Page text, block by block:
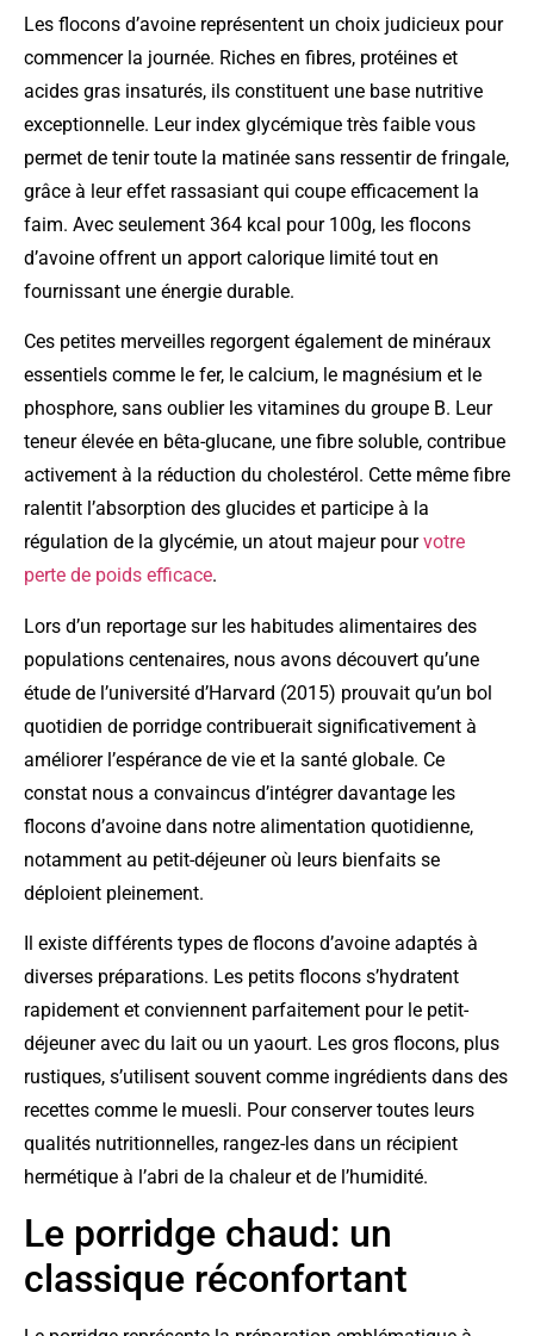
Les flocons d’avoine représentent un choix judicieux pour
commencer la journée. Riches en fibres, protéines et
acides gras insaturés, ils constituent une base nutritive
exceptionnelle. Leur index glycémique très faible vous
permet de tenir toute la matinée sans ressentir de fringale,
grâce à leur effet rassasiant qui coupe efficacement la
faim. Avec seulement 364 kcal pour 100g, les flocons
d’avoine offrent un apport calorique limité tout en
fournissant une énergie durable.
Ces petites merveilles regorgent également de minéraux
essentiels comme le fer, le calcium, le magnésium et le
phosphore, sans oublier les vitamines du groupe B. Leur
teneur élevée en bêta-glucane, une fibre soluble, contribue
activement à la réduction du cholestérol. Cette même fibre
ralentit l’absorption des glucides et participe à la
régulation de la glycémie, un atout majeur pourvotre
perte de poids efficace.
Lors d’un reportage sur les habitudes alimentaires des
populations centenaires, nous avons découvert qu’une
étude de l’université d’Harvard (2015) prouvait qu’un bol
quotidien de porridge contribuerait significativement à
améliorer l’espérance de vie et la santé globale. Ce
constat nous a convaincus d’intégrer davantage les
flocons d’avoine dans notre alimentation quotidienne,
notamment au petit-déjeuner où leurs bienfaits se
déploient pleinement.
Il existe différents types de flocons d’avoine adaptés à
diverses préparations. Les petits flocons s’hydratent
rapidement et conviennent parfaitement pour le petit-
déjeuner avec du lait ou un yaourt. Les gros flocons, plus
rustiques, s’utilisent souvent comme ingrédients dans des
recettes comme le muesli. Pour conserver toutes leurs
qualités nutritionnelles, rangez-les dans un récipient
hermétique à l’abri de la chaleur et de l’humidité.
Le porridge chaud: un
classique réconfortant